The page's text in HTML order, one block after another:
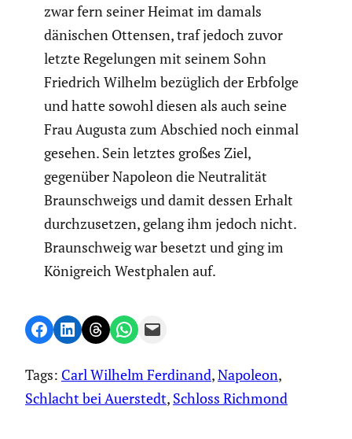
zwar fern seiner Heimat im damals
dänischen Ottensen, traf jedoch zuvor
letzte Regelungen mit seinem Sohn
Friedrich Wilhelm bezüglich der Erbfolge
und hatte sowohl diesen als auch seine
Frau Augusta zum Abschied noch einmal
gesehen. Sein letztes großes Ziel,
gegenüber Napoleon die Neutra­lität
Braun­schweigs und damit dessen Erhalt
durch­zu­setzen, gelang ihm jedoch nicht.
Braun­schweig war besetzt und ging im
König­reich Westphalen auf.
Share on Facebook
Share on LinkedIn
Share on Threads
Share on WhatsApp
Email this Page
Tags: Carl Wilhelm Ferdinand, Napoleon
Schlacht bei Auerstedt, Schloss Richmond